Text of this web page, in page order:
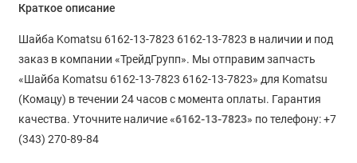
Краткое описание
Шайба Komatsu 6162-13-7823 6162-13-7823 в наличии и под
заказ в компании «ТрейдГрупп». Мы отправим запчасть
«Шайба Komatsu 6162-13-7823 6162-13-7823» для Komatsu
(Комацу) в течении 24 часов с момента оплаты. Гарантия
качества. Уточните наличие «6162-13-7823» по телефону: +7
(343) 270-89-84